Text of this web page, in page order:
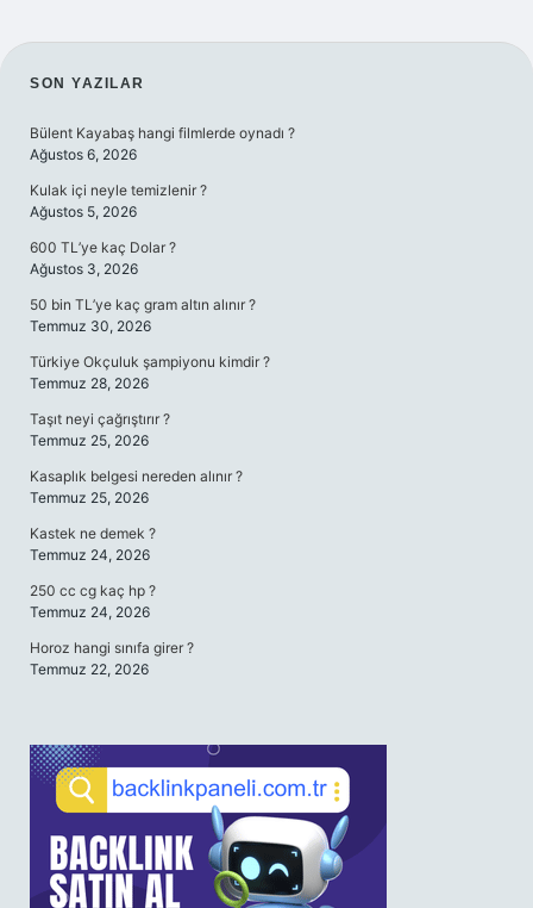
SIDEBAR
SON YAZILAR
Bülent Kayabaş hangi filmlerde oynadı ?
Ağustos 6, 2026
Kulak içi neyle temizlenir ?
Ağustos 5, 2026
600 TL’ye kaç Dolar ?
Ağustos 3, 2026
50 bin TL’ye kaç gram altın alınır ?
Temmuz 30, 2026
Türkiye Okçuluk şampiyonu kimdir ?
Temmuz 28, 2026
Taşıt neyi çağrıştırır ?
Temmuz 25, 2026
Kasaplık belgesi nereden alınır ?
Temmuz 25, 2026
Kastek ne demek ?
Temmuz 24, 2026
250 cc cg kaç hp ?
Temmuz 24, 2026
Horoz hangi sınıfa girer ?
Temmuz 22, 2026